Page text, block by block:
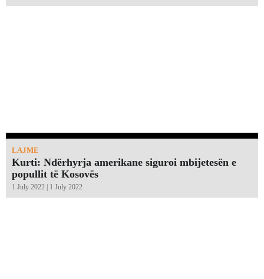
LAJME
Kurti: Ndërhyrja amerikane siguroi mbijetesën e
popullit të Kosovës
1 July 2022 | 1 July 2022